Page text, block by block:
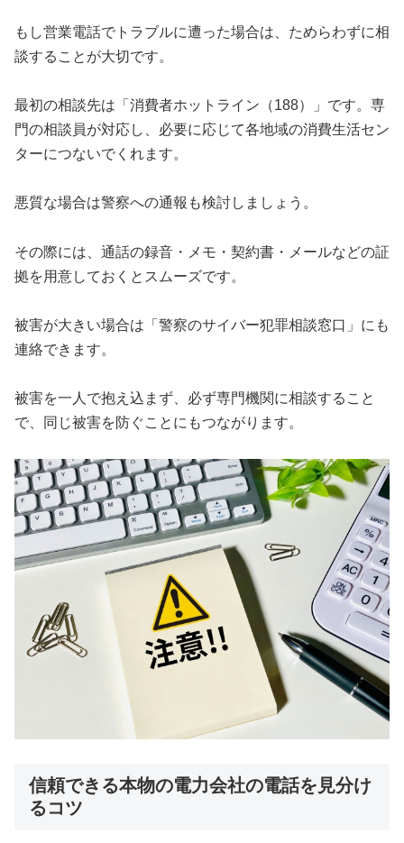
もし営業電話でトラブルに遭った場合は、ためらわずに相
談することが大切です。
最初の相談先は「消費者ホットライン（188）」です。専
門の相談員が対応し、必要に応じて各地域の消費生活セン
ターにつないでくれます。
悪質な場合は警察への通報も検討しましょう。
その際には、通話の録音・メモ・契約書・メールなどの証
拠を用意しておくとスムーズです。
被害が大きい場合は「警察のサイバー犯罪相談窓口」にも
連絡できます。
被害を一人で抱え込まず、必ず専門機関に相談すること
で、同じ被害を防ぐことにもつながります。
信頼できる本物の電力会社の電話を見分け
るコツ